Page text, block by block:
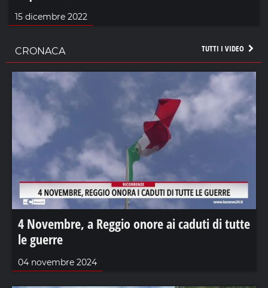
15 dicembre 2022
TUTTI I VIDEO
CRONACA
4 Novembre, a Reggio onore ai caduti di tutte
le guerre
04 novembre 2024